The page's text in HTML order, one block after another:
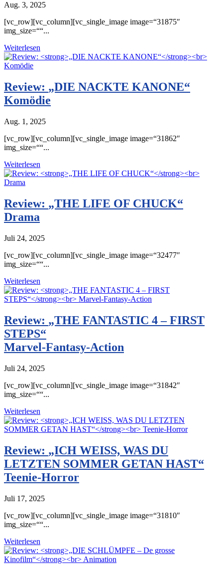
Aug. 3, 2025
[vc_row][vc_column][vc_single_image image=“31875″
img_size=““...
Weiterlesen
Review: „DIE NACKTE KANONE“
Komödie
Aug. 1, 2025
[vc_row][vc_column][vc_single_image image=“31862″
img_size=““...
Weiterlesen
Review: „THE LIFE OF CHUCK“
Drama
Juli 24, 2025
[vc_row][vc_column][vc_single_image image=“32477″
img_size=““...
Weiterlesen
Review: „THE FANTASTIC 4 – FIRST
STEPS“
Marvel-Fantasy-Action
Juli 24, 2025
[vc_row][vc_column][vc_single_image image=“31842″
img_size=““...
Weiterlesen
Review: „ICH WEISS, WAS DU
LETZTEN SOMMER GETAN HAST“
Teenie-Horror
Juli 17, 2025
[vc_row][vc_column][vc_single_image image=“31810″
img_size=““...
Weiterlesen